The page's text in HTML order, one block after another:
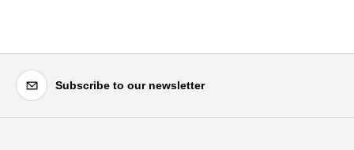
Subscribe to our newsletter